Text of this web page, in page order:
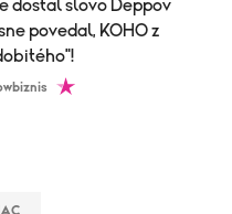
povedal, KOHO z